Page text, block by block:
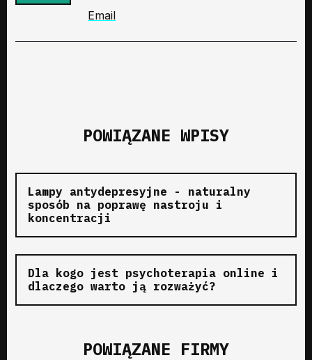
Email
POWIĄZANE WPISY
Lampy antydepresyjne - naturalny
sposób na poprawę nastroju i
koncentracji
Dla kogo jest psychoterapia online i
dlaczego warto ją rozważyć?
POWIĄZANE FIRMY